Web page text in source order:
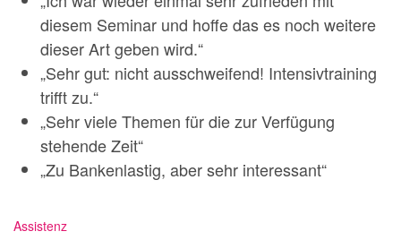
diesem Seminar und hoffe das es noch weitere
dieser Art geben wird.“
„Sehr gut: nicht ausschweifend! Intensivtraining
trifft zu.“
„Sehr viele Themen für die zur Verfügung
stehende Zeit“
„Zu Bankenlastig, aber sehr interessant“
Assistenz